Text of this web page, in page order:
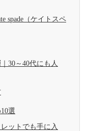
spade（ケイトスペ
30～40代にも人
選
ットでも手に入